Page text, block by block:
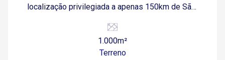
localização privilegiada a apenas 150km de São
Tavares e 2km do centro de Sarapuí. Com uma
portaria e segurança 24 horas, você e sua
família poderão desfrutar de tranquilidade e
1.000m²
Terreno